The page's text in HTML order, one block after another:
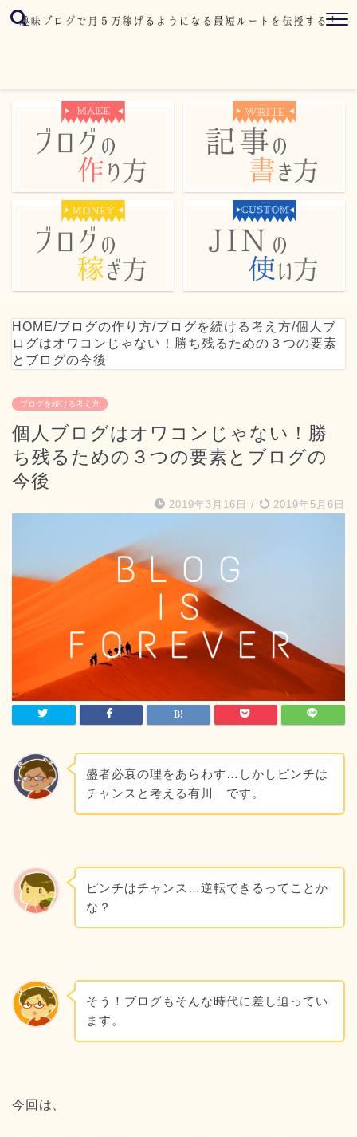
HOME/ブログの作り方/ブログを続ける考え方/個人ブ
ログはオワコンじゃない！勝ち残るための３つの要素
とブログの今後
ブログを続ける考え方
個人ブログはオワコンじゃない！勝
ち残るための３つの要素とブログの
今後
2019年3月16日 / 2019年5月6日
盛者必衰の理をあらわす…しかしピンチは
チャンスと考える有川 です。
ピンチはチャンス…逆転できるってことか
な？
そう！ブログもそんな時代に差し迫ってい
ます。
今回は、